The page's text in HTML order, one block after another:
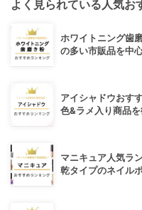
よく見られている人気お
ホワイトニング歯
の多い市販品を中
アイシャドウおす
色&ラメ入り商品を
マニキュア人気ラ
乾タイプのネイル